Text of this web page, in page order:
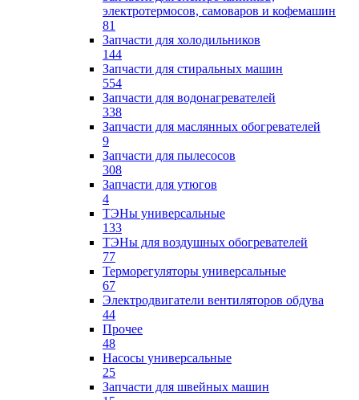
электротермосов, самоваров и кофемашин
81
Запчасти для холодильников
144
Запчасти для стиральных машин
554
Запчасти для водонагревателей
338
Запчасти для маслянных обогревателей
9
Запчасти для пылесосов
308
Запчасти для утюгов
4
ТЭНы универсальные
133
ТЭНы для воздушных обогревателей
77
Терморегуляторы универсальные
67
Электродвигатели вентиляторов обдува
44
Прочее
48
Насосы универсальные
25
Запчасти для швейных машин